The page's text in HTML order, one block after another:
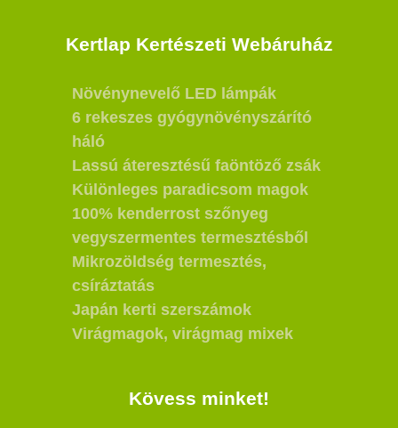
Kertlap Kertészeti Webáruház
Növénynevelő LED lámpák
6 rekeszes gyógynövényszárító
háló
Lassú áteresztésű faöntöző zsák
Különleges paradicsom magok
100% kenderrost szőnyeg
vegyszermentes termesztésből
Mikrozöldség termesztés,
csíráztatás
Japán kerti szerszámok
Virágmagok, virágmag mixek
Kövess minket!